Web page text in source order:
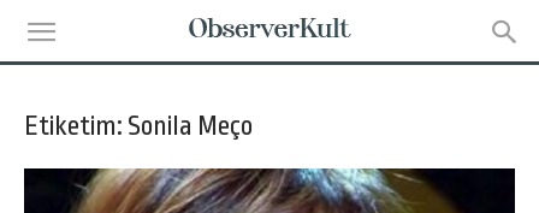
Etiketim: Sonila Meço